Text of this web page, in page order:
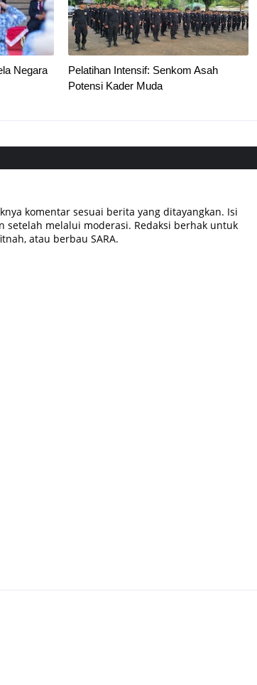
Negara
Pelatihan Intensif: Senkom Asah
Potensi Kader Muda
komentar sesuai berita yang ditayangkan. Isi
melalui moderasi. Redaksi berhak untuk
atau berbau SARA.